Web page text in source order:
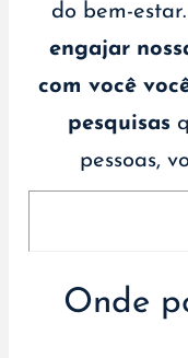
do bem-
engajar
com você
pesquisas
pessoas,
Onde